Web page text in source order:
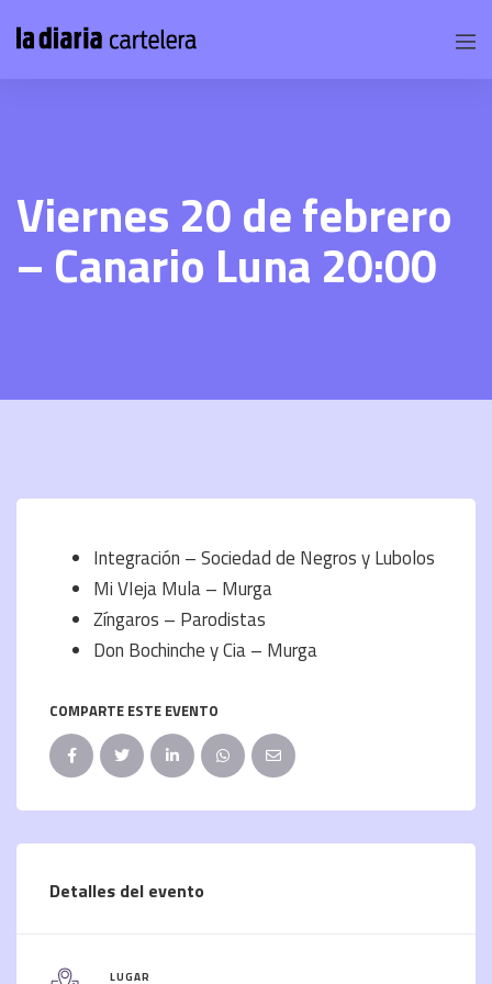
Viernes 20 de febrero
– Canario Luna 20:00
Integración – Sociedad de Negros y Lubolos
Mi VIeja Mula – Murga
Zíngaros – Parodistas
Don Bochinche y Cia – Murga
COMPARTE ESTE EVENTO
Detalles del evento
LUGAR